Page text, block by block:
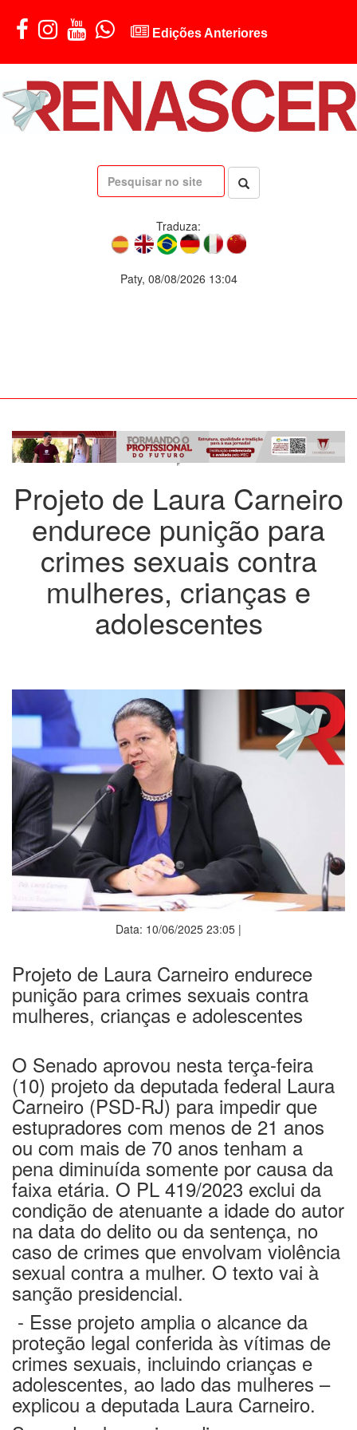
Edições Anteriores
Traduza:
Paty, 08/08/2026 13:04
Projeto de Laura Carneiro
endurece punição para
crimes sexuais contra
mulheres, crianças e
adolescentes
Data: 10/06/2025 23:05 |
Projeto de Laura Carneiro endurece
punição para crimes sexuais contra
mulheres, crianças e adolescentes
O Senado aprovou nesta terça-feira
(10) projeto da deputada federal Laura
Carneiro (PSD-RJ) para impedir que
estupradores com menos de 21 anos
ou com mais de 70 anos tenham a
pena diminuída somente por causa da
faixa etária. O PL 419/2023 exclui da
condição de atenuante a idade do autor
na data do delito ou da sentença, no
caso de crimes que envolvam violência
sexual contra a mulher. O texto vai à
sanção presidencial.
- Esse projeto amplia o alcance da
proteção legal conferida às vítimas de
crimes sexuais, incluindo crianças e
adolescentes, ao lado das mulheres –
explicou a deputada Laura Carneiro.